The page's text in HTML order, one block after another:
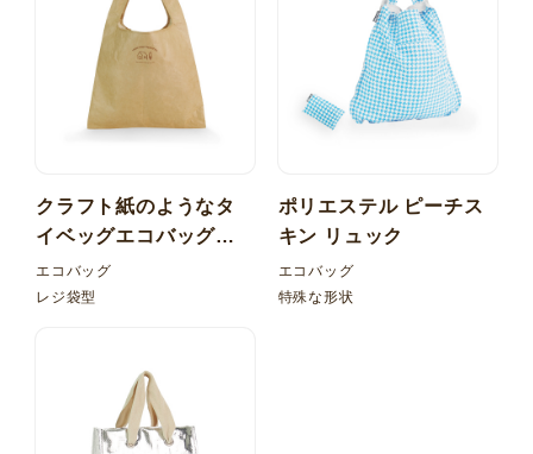
クラフト紙のようなタ
イベッグエコバッグ！
レジ型 内ポケット折り
たたみ
エコバッグ
レジ袋型
ポリエステル ピーチス
キン リュック
エコバッグ
特殊な形状